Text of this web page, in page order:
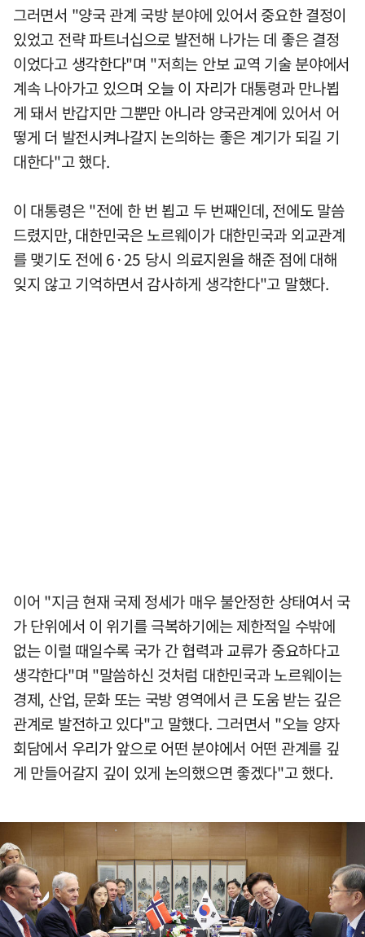
그러면서 "양국 관계 국방 분야에 있어서 중요한 결정이
있었고 전략 파트너십으로 발전해 나가는 데 좋은 결정
이었다고 생각한다"며 "저희는 안보 교역 기술 분야에서
계속 나아가고 있으며 오늘 이 자리가 대통령과 만나뵙
게 돼서 반갑지만 그뿐만 아니라 양국관계에 있어서 어
떻게 더 발전시켜나갈지 논의하는 좋은 계기가 되길 기
대한다"고 했다.
이 대통령은 "전에 한 번 뵙고 두 번째인데, 전에도 말씀
드렸지만, 대한민국은 노르웨이가 대한민국과 외교관계
를 맺기도 전에 6·25 당시 의료지원을 해준 점에 대해
잊지 않고 기억하면서 감사하게 생각한다"고 말했다.
이어 "지금 현재 국제 정세가 매우 불안정한 상태여서 국
가 단위에서 이 위기를 극복하기에는 제한적일 수밖에
없는 이럴 때일수록 국가 간 협력과 교류가 중요하다고
생각한다"며 "말씀하신 것처럼 대한민국과 노르웨이는
경제, 산업, 문화 또는 국방 영역에서 큰 도움 받는 깊은
관계로 발전하고 있다"고 말했다. 그러면서 "오늘 양자
회담에서 우리가 앞으로 어떤 분야에서 어떤 관계를 깊
게 만들어갈지 깊이 있게 논의했으면 좋겠다"고 했다.